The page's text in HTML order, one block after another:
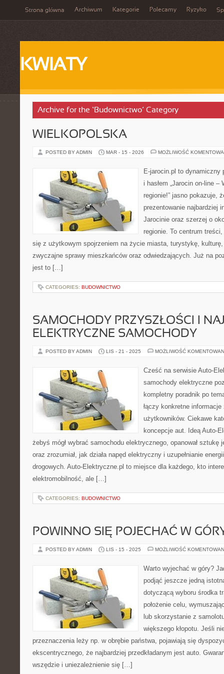
Strona główna Archiwum Kategorie Polecamy Ryzyko
KWIATY
Archive for the ‘Budownictwo’ Category
WIELKOPOLSKA
POSTED BY ADMIN MAR - 15 - 2026 MOŻLIWOŚĆ
E-jarocin.pl to dynamiczny
i hasłem „Jarocin on-line
regionie!” jasno pokazuje,
prezentowanie najbardziej
Jarocinie oraz szerzej o
regionie. To centrum
się z użytkowym spojrzeniem na życie miasta, turystykę,
zwyczajne sprawy mieszkańców oraz odwiedzających. Już na
jest to […]
CATEGORIES: BUDOWNICTWO
SAMOCHODY PRZYSZŁOŚCI I
ELEKTRYCZNE SAMOCHODY
POSTED BY ADMIN LIS - 21 - 2025 MOŻLIWOŚĆ
Cześć na serwisie Auto-
samochody elektryczne
kompletny poradnik po
łączy konkretne
użytkowników. Ciekawe
koncepcje aut. Ideą Auto-
żebyś mógł wybrać samochodu elektrycznego, opanował sztukę
oraz zrozumiał, jak działa napęd elektryczny i uzupełnianie
drogowych. Auto-Elektryczne.pl to miejsce dla każdego, kto
elektromobilność, ale […]
CATEGORIES: BUDOWNICTWO
POWINNO SIĘ POJECHAĆ W
POSTED BY ADMIN LIS - 15 - 2025 MOŻLIWOŚĆ
Warto wyjechać w góry?
podjąć jeszcze jedną
dotyczącą wyboru środka
położenie celu,
lub skorzystanie z
większego kłopotu. Jeśli
przeznaczenia leży np. w obrębie państwa, pojawiają się
ekscentrycznego, że najbardziej przedkładanym jest auto.
wszędzie i uniezależnienie się […]